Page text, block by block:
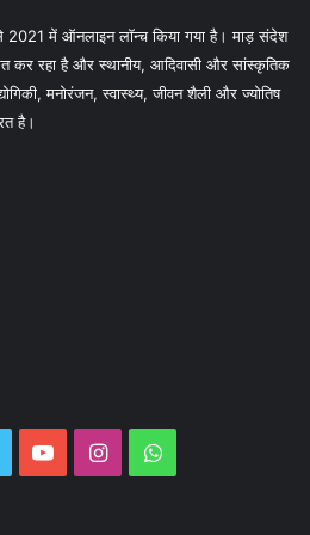
2021 में ऑनलाइन लॉन्च किया गया है। माड़ संदेश
कर रहा है और स्थानीय, आदिवासी और सांस्कृतिक
मनोरंजन, स्वास्थ्य, जीवन शैली और ज्योतिष
है।
Twitter YouTubeInstagramWhatsApp